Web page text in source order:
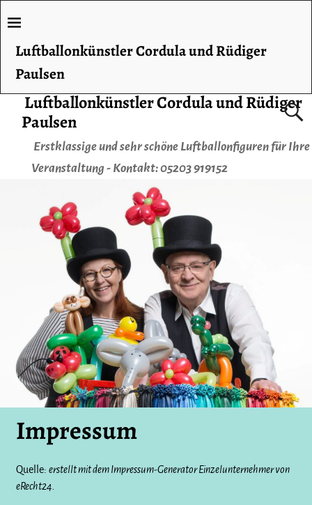
Luftballonkünstler Cordula und Rüdiger
Paulsen
Erstklassige und sehr schöne Luftballonfiguren für Ihre
Veranstaltung - Kontakt: 05203 919152
Luftballonkünstler Cordula und Rüdiger
Paulsen
Impressum
Quelle:erstellt mit dem Impressum-Generator Einzelunternehmer von
eRecht24.